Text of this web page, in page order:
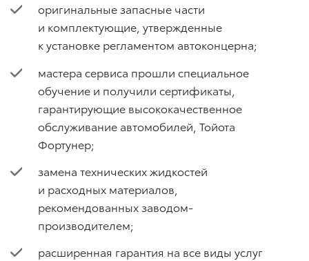
оригинальные запасные части
и комплектующие, утвержденные
к установке регламентом автоконцерна;
мастера сервиса прошли специальное
обучение и получили сертификаты,
гарантирующие высококачественное
обслуживание автомобилей, Тойота
Фортунер;
замена технических жидкостей
и расходных материалов,
рекомендованных заводом-
производителем;
расширенная гарантия на все виды услуг